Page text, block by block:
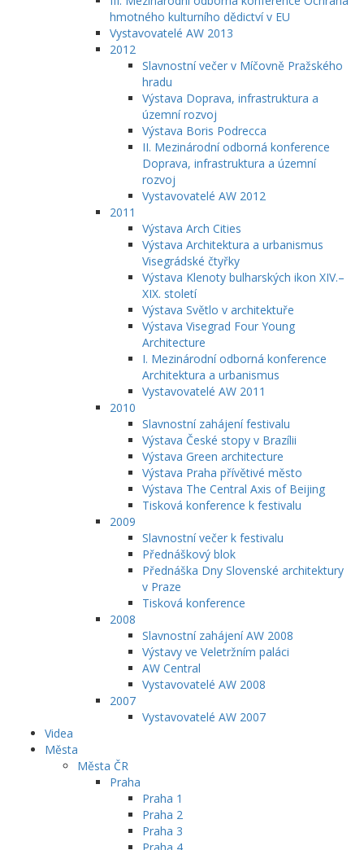
hmotného kulturního dědictví v EU
Vystavovatelé AW 2013
2012
Slavnostní večer v Míčovně Pražského
hradu
Výstava Doprava, infrastruktura a
územní rozvoj
Výstava Boris Podrecca
II. Mezinárodní odborná konference
Doprava, infrastruktura a územní
rozvoj
Vystavovatelé AW 2012
2011
Výstava Arch Cities
Výstava Architektura a urbanismus
Visegrádské čtyřky
Výstava Klenoty bulharských ikon XIV.–
XIX. století
Výstava Světlo v architektuře
Výstava Visegrad Four Young
Architecture
I. Mezinárodní odborná konference
Architektura a urbanismus
Vystavovatelé AW 2011
2010
Slavnostní zahájení festivalu
Výstava České stopy v Brazílii
Výstava Green architecture
Výstava Praha přívětivé město
Výstava The Central Axis of Beijing
Tisková konference k festivalu
2009
Slavnostní večer k festivalu
Přednáškový blok
Přednáška Dny Slovenské architektury
v Praze
Tisková konference
2008
Slavnostní zahájení AW 2008
Výstavy ve Veletržním paláci
AW Central
Vystavovatelé AW 2008
2007
Vystavovatelé AW 2007
Videa
Města
Města ČR
Praha
Praha 1
Praha 2
Praha 3